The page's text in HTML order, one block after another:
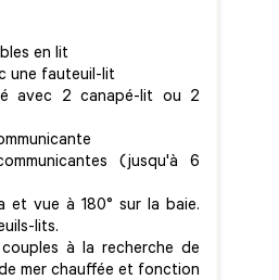
en lit
une fauteuil-lit
avec 2 canapé-lit ou 2
(jusqu'à 6
vue à 180° sur la baie.
lits.
à la recherche de
mer chauffée et fonction